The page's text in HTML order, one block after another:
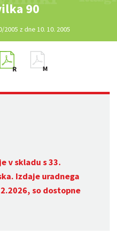
90
2005 z dne 10. 10. 2005
v skladu s 33.
Izdaje uradnega
so dostopne